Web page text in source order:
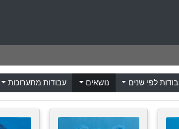
לפי שנים נושאים עבודות מתערוכות